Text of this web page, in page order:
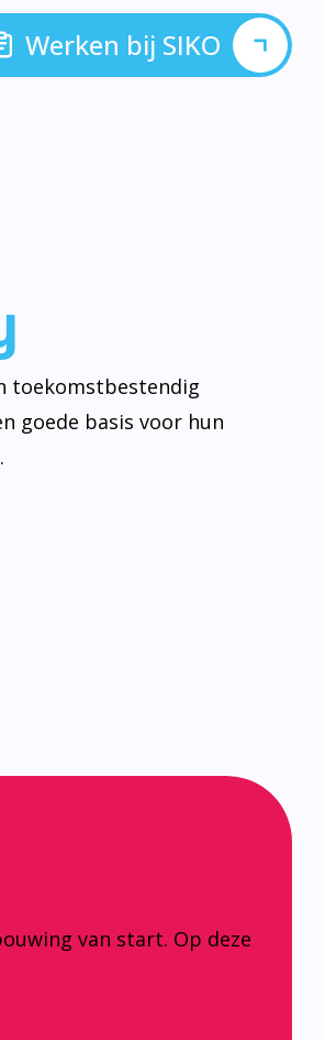
Werken bij SIKO
toekomstbestendig
goede basis voor hun
van start. Op deze